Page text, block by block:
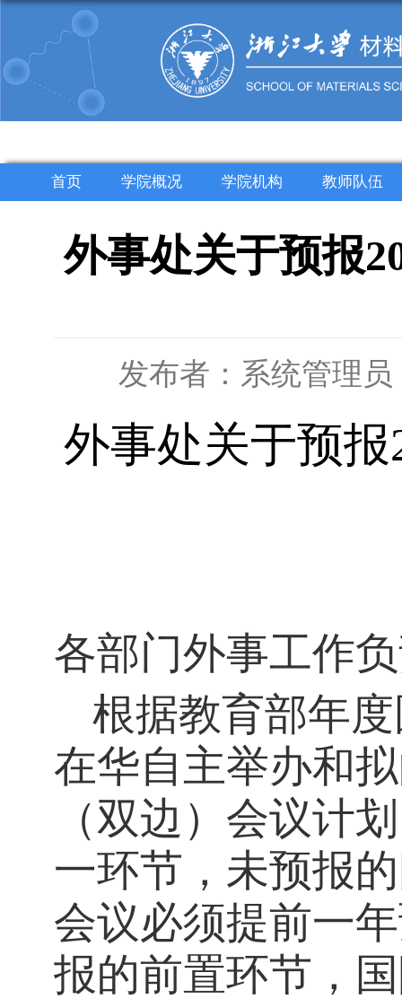
首页 学院概况 学院机构 教师队伍
外事处关于预报
发布者：系统管理员
外事处关于预报
各部门外事工作
根据教育部年
在华自主举办和
（双边）会议计
一环节，未预报
会议必须提前一
报的前置环节，